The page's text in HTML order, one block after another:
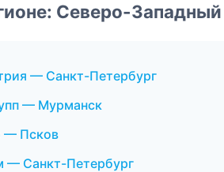
Северо-
— Санкт-Петербург
— Мурманск
— Псков
Санкт-Петербург